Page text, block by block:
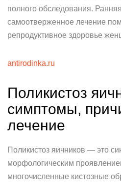
полного обследования.
самоотверженное лечение
репродуктивное здоровье
antirodinka.ru
Поликистоз
симптомы,
лечение
Поликистоз яичников — это
морфологическим
многочисленные кистозные